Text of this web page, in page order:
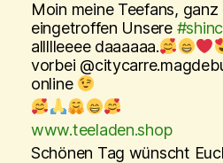
Moin meine Teefans,
eingetroffen Unsere
allllleeee daaaaaa.
vorbei
online
www.teeladen.shop
Schönen Tag wünscht